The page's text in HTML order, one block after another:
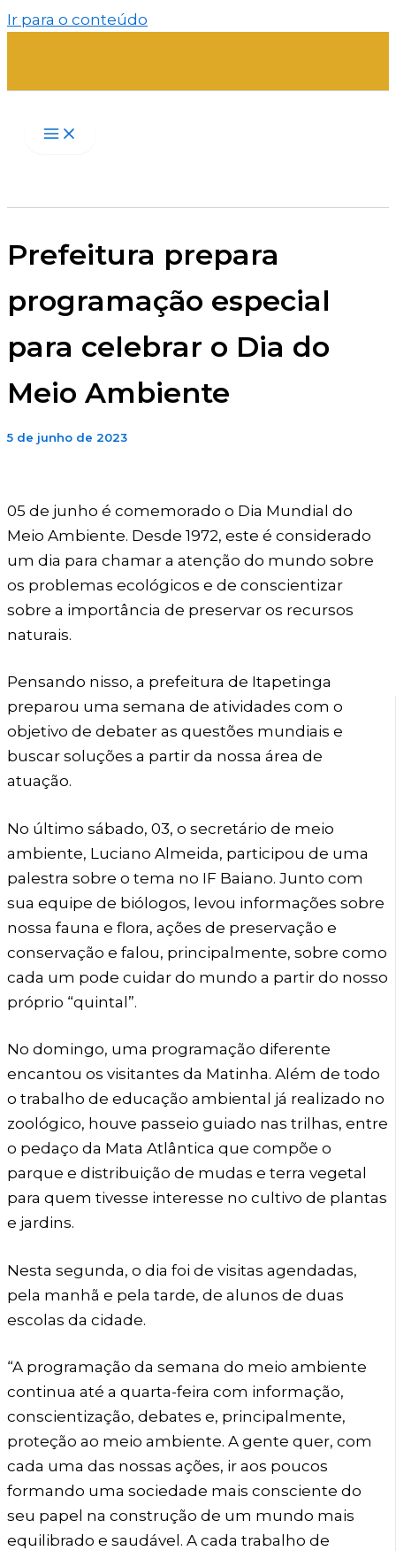
Ir para o conteúdo
Prefeitura prepara
programação especial
para celebrar o Dia do
Meio Ambiente
5 de junho de 2023
05 de junho é comemorado o Dia Mundial do
Meio Ambiente. Desde 1972, este é considerado
um dia para chamar a atenção do mundo sobre
os problemas ecológicos e de conscientizar
sobre a importância de preservar os recursos
naturais.
Pensando nisso, a prefeitura de Itapetinga
preparou uma semana de atividades com o
objetivo de debater as questões mundiais e
buscar soluções a partir da nossa área de
atuação.
No último sábado, 03, o secretário de meio
ambiente, Luciano Almeida, participou de uma
palestra sobre o tema no IF Baiano. Junto com
sua equipe de biólogos, levou informações sobre
nossa fauna e flora, ações de preservação e
conservação e falou, principalmente, sobre como
cada um pode cuidar do mundo a partir do nosso
próprio “quintal”.
No domingo, uma programação diferente
encantou os visitantes da Matinha. Além de todo
o trabalho de educação ambiental já realizado no
zoológico, houve passeio guiado nas trilhas, entre
o pedaço da Mata Atlântica que compõe o
parque e distribuição de mudas e terra vegetal
para quem tivesse interesse no cultivo de plantas
e jardins.
Nesta segunda, o dia foi de visitas agendadas,
pela manhã e pela tarde, de alunos de duas
escolas da cidade.
“A programação da semana do meio ambiente
continua até a quarta-feira com informação,
conscientização, debates e, principalmente,
proteção ao meio ambiente. A gente quer, com
cada uma das nossas ações, ir aos poucos
formando uma sociedade mais consciente do
seu papel na construção de um mundo mais
equilibrado e saudável. A cada trabalho de